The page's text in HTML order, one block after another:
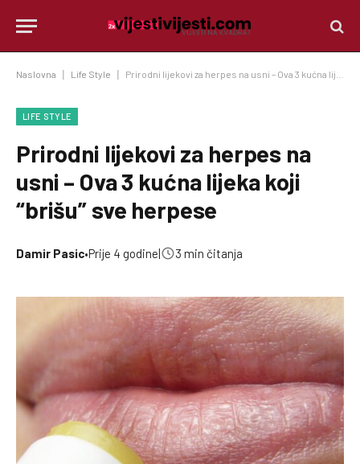
Naslovna Life Style Prirodni lijekovi za herpes na usni – Ova 3 kućna lijeka koji “brišu” sve herpese
LIFE STYLE
Prirodni lijekovi za herpes na
usni – Ova 3 kućna lijeka koji
“brišu” sve herpese
Damir Pasic•Prije 4 godine| 3 min čitanja